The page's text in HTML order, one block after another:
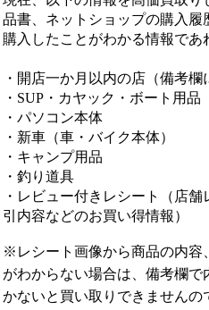
品書、ネットショップの購入履
購入したことがわかる情報であ
・開店一か月以内の店（備考欄
・SUP・カヤック・ボート用品
・パソコン本体
・新車（車・バイク本体）
・キャンプ用品
・釣り道具
・レビュー付きレシート（店
引内容などのお買い得情報）
※レシート画像から商品の内容
がわからない場合は、備考欄
かないと買い取りできませんの